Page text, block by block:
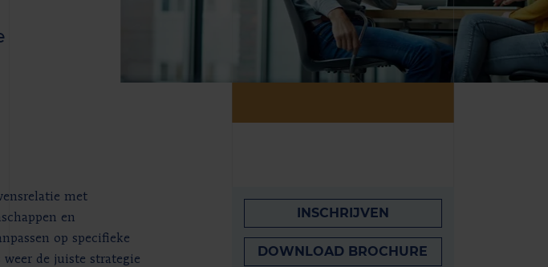
met
en
op specifieke
de juiste strategie
INSCHRIJVEN
DOWNLOAD BROCHURE